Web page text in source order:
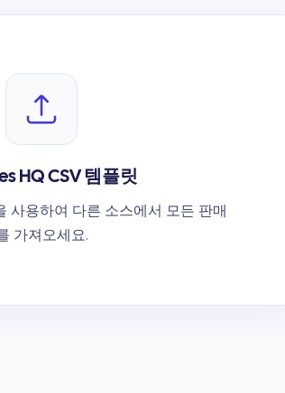
HQ CSV 템플릿
사용하여 다른 소스에서 모든 판매
가져오세요.